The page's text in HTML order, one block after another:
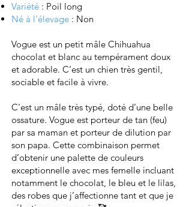
Variété : Poil long
Né à l'élevage : Non
Vogue est un petit mâle Chihuahua
chocolat et blanc au tempérament doux
et adorable. C’est un chien très gentil,
sociable et facile à vivre.
C'est un mâle très typé, doté d’une belle
ossature. Vogue est porteur de tan (feu)
par sa maman et porteur de dilution par
son papa. Cette combinaison permet
d’obtenir une palette de couleurs
exceptionnelle avec mes femelle incluant
notamment le chocolat, le bleu et le lilas,
des robes que j’affectionne tant et que je